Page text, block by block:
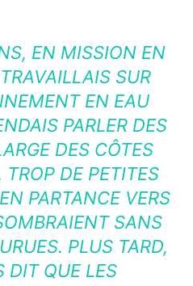
EN MISSION EN
SUR
EN EAU
PARLER DES
DES CÔTES
TROP DE PETITES
PARTANCE VERS
SANS
PLUS TARD,
DIT QUE LES